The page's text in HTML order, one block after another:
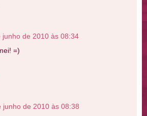
junho de 2010 às 08:34
=)
junho de 2010 às 08:38